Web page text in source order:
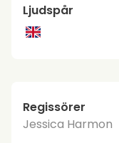
Ljudspår
Regissörer
Jessica Harmon